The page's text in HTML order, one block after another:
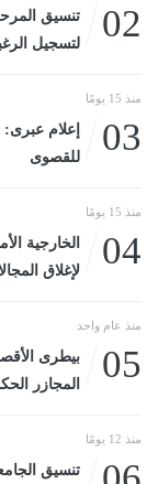
02
لتسجيل
منذ 15 يومًا
03
إعلام عبرى:
للقصوى
منذ 15 يومًا
04
الخارجية
لإغلاق
منذ عام واحد
05
المجازر الحكومية
منذ 12 يومًا